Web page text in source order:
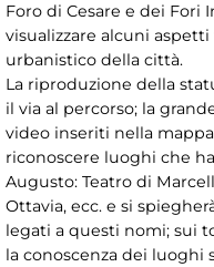
Foro di Cesare e dei
visualizzare alcuni
urbanistico della città.
La riproduzione della
il via al percorso; la
video inseriti nella
riconoscere luoghi che
Augusto: Teatro di
Ottavia, ecc. e si
legati a questi nomi; sui
la conoscenza dei luoghi